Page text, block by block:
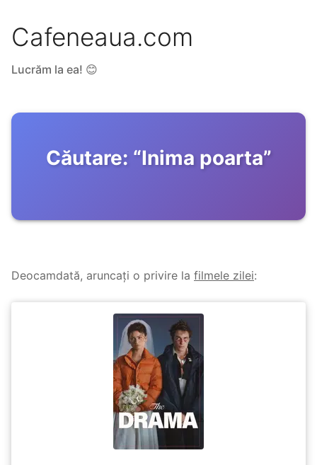
Cafeneaua.com
Lucrăm la ea! 😊
Căutare: “Inima poarta”
Deocamdată, aruncați o privire la filmele zilei: